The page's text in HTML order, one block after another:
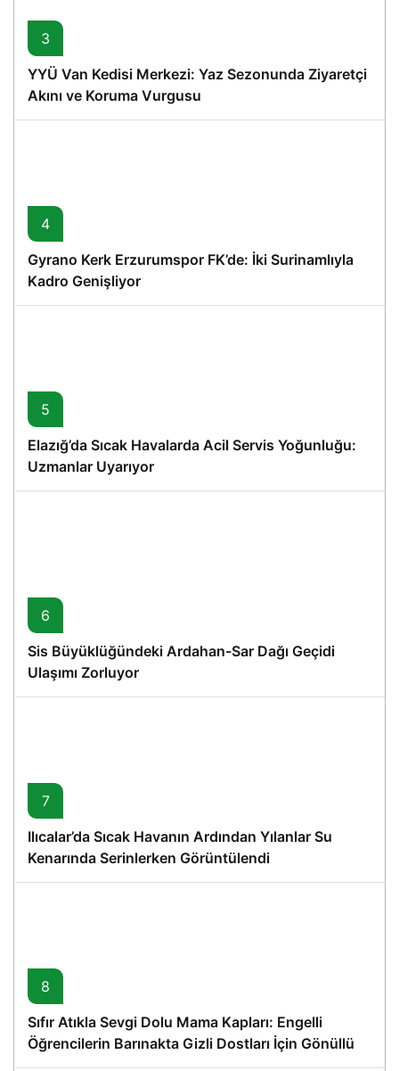
3
YYÜ Van Kedisi Merkezi: Yaz Sezonunda Ziyaretçi
Akını ve Koruma Vurgusu
4
Gyrano Kerk Erzurumspor FK’de: İki Surinamlıyla
Kadro Genişliyor
5
Elazığ’da Sıcak Havalarda Acil Servis Yoğunluğu:
Uzmanlar Uyarıyor
6
Sis Büyüklüğündeki Ardahan-Sar Dağı Geçidi
Ulaşımı Zorluyor
7
Ilıcalar’da Sıcak Havanın Ardından Yılanlar Su
Kenarında Serinlerken Görüntülendi
8
Sıfır Atıkla Sevgi Dolu Mama Kapları: Engelli
Öğrencilerin Barınakta Gizli Dostları İçin Gönüllü
Proje